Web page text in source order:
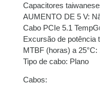
11x deR$52,65
juros
Capacitores
AUMENTO DE 5 V:
Cabo PCIe 5.1
Excursão de potência
MTBF (horas) a 25°C:
Tipo de cabo: Plano
Cabos: